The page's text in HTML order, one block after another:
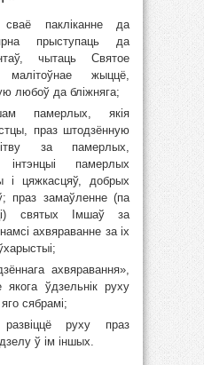
пакліканне да
прыступаць да
чытаць Святое
малітоўнае жыццё,
любоў да бліжняга;
памерлых, якія
праз штодзённую
за памерлых,
памерлых
і цяжкасцяў, добрых
праз замаўленне (па
святых Імшаў за
ахвяраванне за іх
ахвяравання»,
якога ўдзельнік руху
сябрамі;
руху праз
ў ім іншых.